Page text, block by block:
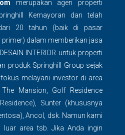
merupakan agen properti
Kemayoran dan telah
20 tahun (baik di pasar
dalam memberikan jasa
INTERIOR untuk properti
produk Springhill Group sejak
melayani investor di area
Mansion, Golf Residence
Sunter (khususnya
Ancol, dsk. Namun kami
luar area tsb. Jika Anda ingin